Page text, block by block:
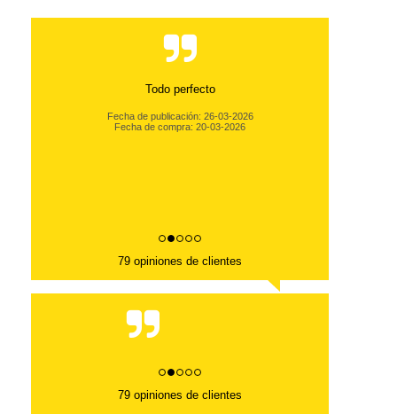
Todo perfecto
Fecha de publicación: 26-03-2026
Fecha de compra: 20-03-2026
79 opiniones de clientes
79 opiniones de clientes